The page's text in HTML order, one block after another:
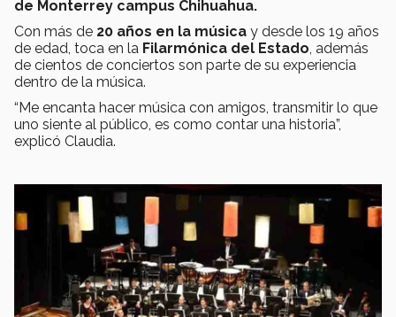
de Monterrey campus Chihuahua.
Con más de 20 años en la música y desde los 19 años
de edad, toca en la Filarmónica del Estado, además
de cientos de conciertos son parte de su experiencia
dentro de la música.
“Me encanta hacer música con amigos, transmitir lo que
uno siente al público, es como contar una historia”,
explicó Claudia.